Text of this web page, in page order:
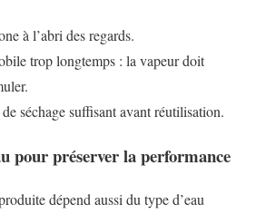
à l’abri des regards.
trop longtemps : la vapeur doit
séchage suffisant avant réutilisation.
pour préserver la performance
dépend aussi du type d’eau